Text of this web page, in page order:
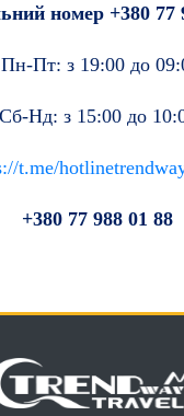
номер +380 77
Пн-Пт: з 19:00 до
Сб-Нд: з 15:00 до
t.me/
+380 77 988 01 88